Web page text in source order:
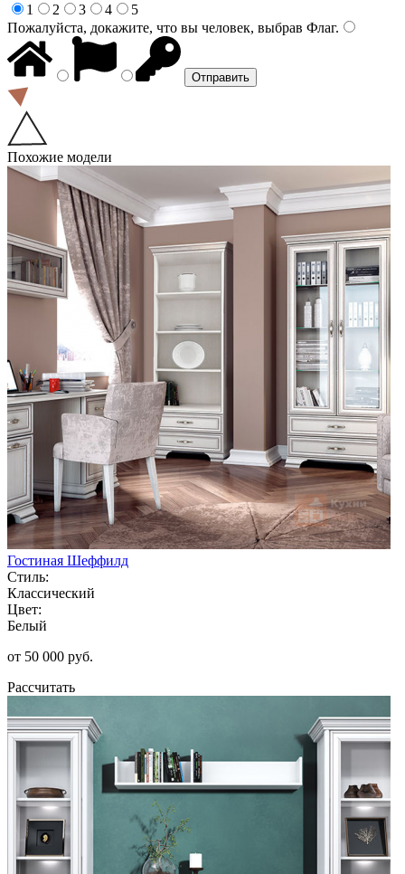
1
2 3 4
5
Пожалуйста, докажите, что вы человек, выбрав Флаг.
Похожие модели
Гостиная Шеффилд
Стиль:
Классический
Цвет:
Белый
от 50 000 руб.
Рассчитать